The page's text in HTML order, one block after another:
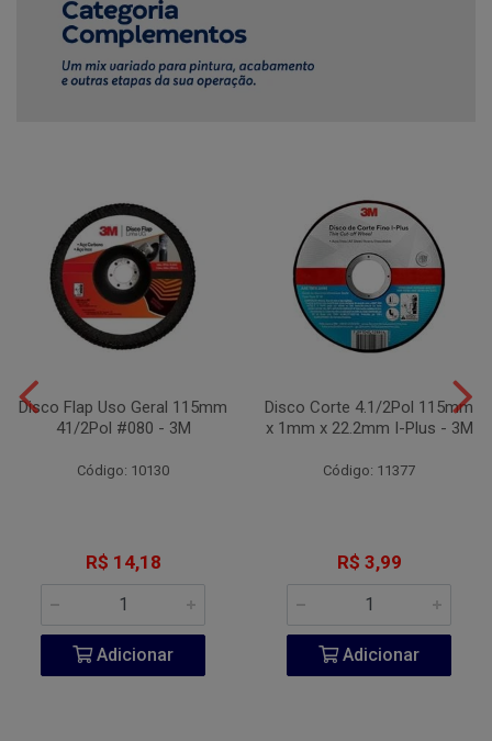
Disco Flap Uso Geral 115mm
41/2Pol #080 - 3M
Código: 10130
R$ 14,18
Adicionar
Disco Corte 4.1/2Pol 115mm
x 1mm x 22.2mm I-Plus - 3M
Código: 11377
R$ 3,99
Adicionar